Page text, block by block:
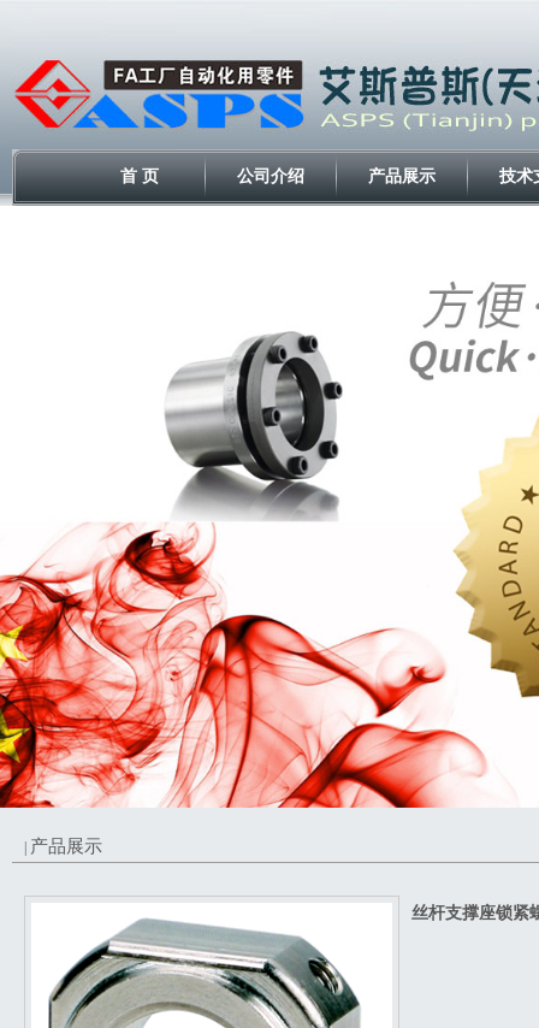
首 页 公司介绍 产品展示 技术
产品展示
丝杆支撑座锁紧